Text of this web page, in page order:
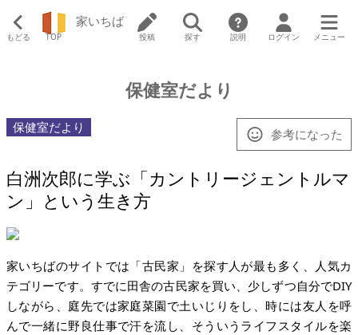
もどる TOP
家いちば
投稿 探す 説明 ログイン メニュー
保健室だより
保健室だより 参考になった
白洲次郎に学ぶ「カントリージェントルマ
ン」という生き方
家いちばのサイトでは「古民家」を探す人が最も多く、人気カ
テゴリーです。すでに田舎の古民家を買い、少しずつ自分でDIY
しながら、庭先では家庭菜園で土いじりをし、時には友人を呼
んで一緒に野良仕事で汗を流し、そういうライフスタイルを楽